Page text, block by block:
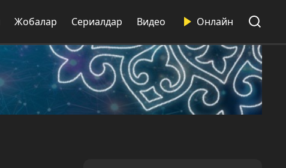
Жобалар Сериалдар Видео Онлайн